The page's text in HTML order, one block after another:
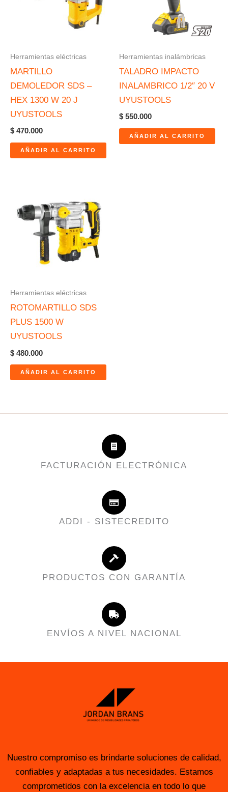
Herramientas eléctricas
MARTILLO
DEMOLEDOR SDS –
HEX 1300 W 20 J
UYUSTOOLS
$ 470.000
AÑADIR AL CARRITO
Herramientas inalámbricas
TALADRO IMPACTO
INALAMBRICO 1/2″ 20 V
UYUSTOOLS
$ 550.000
AÑADIR AL CARRITO
Herramientas eléctricas
ROTOMARTILLO SDS
PLUS 1500 W
UYUSTOOLS
$ 480.000
AÑADIR AL CARRITO
FACTURACIÓN ELECTRÓNICA
ADDI - SISTECREDITO
PRODUCTOS CON GARANTÍA
ENVÍOS A NIVEL NACIONAL
Nuestro compromiso es brindarte soluciones de calidad,
confiables y adaptadas a tus necesidades. Estamos
comprometidos con la excelencia en todo lo que